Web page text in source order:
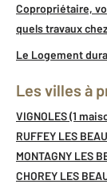
Copropriétaire,
quels travaux
Le Logement
Les villes à
VIGNOLES (1
RUFFEY LES
MONTAGNY LES
CHOREY LES